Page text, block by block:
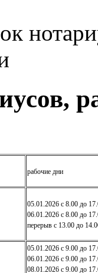
рабочие дни
05.01.2026 с 8.00 до
06.01.2026 с 8.00 до
перерыв с 13.00 до
05.01.2026 с 9.00 до
06.01.2026 с 9.00 до
08.01.2026 с 9.00 до